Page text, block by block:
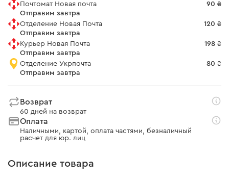
Почтомат Новая почта
Отправим завтра
90 ₴
Отделение Новая Почта
Отправим завтра
120 ₴
Курьер Новая Почта
Отправим завтра
198 ₴
Отделение Укрпочта
Отправим завтра
80 ₴
Возврат
60 дней на возврат
Оплата
Наличными, картой, оплата частями, безналичный
расчет для юр. лиц
Описание товара